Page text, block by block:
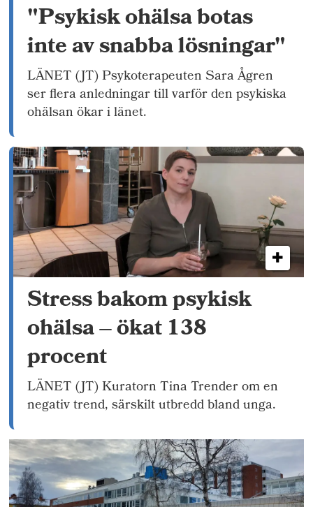
"Psykisk ohälsa botas
inte av snabba lösningar"
LÄNET (JT) Psykoterapeuten Sara Ågren
ser flera anledningar till varför den psykiska
ohälsan ökar i länet.
Stress bakom psykisk
ohälsa – ökat 138
procent
LÄNET (JT) Kuratorn Tina Trender om en
negativ trend, särskilt utbredd bland unga.